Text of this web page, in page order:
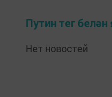
Путин тег
Нет новостей